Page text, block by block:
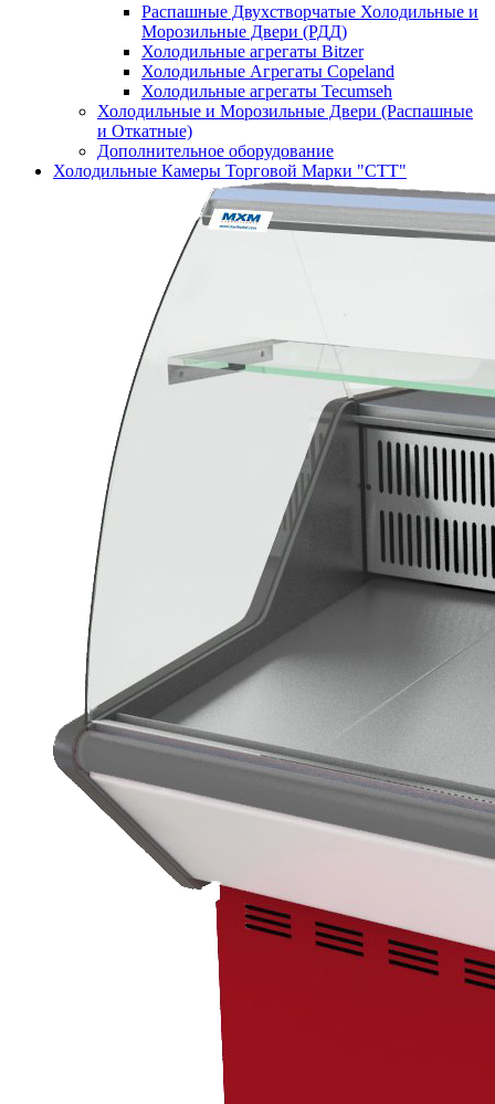
Распашные Двухстворчатые Холодильные и
Морозильные Двери (РДД)
Холодильные агрегаты Bitzer
Холодильные Агрегаты Copeland
Холодильные агрегаты Tecumseh
Холодильные и Морозильные Двери (Распашные
и Откатные)
Дополнительное оборудование
Холодильные Камеры Торговой Марки "СТТ"